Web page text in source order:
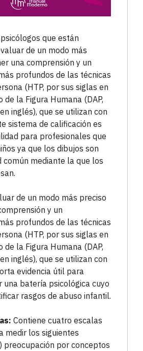
que están
de un modo más
una comprensión y un
profundos de las técnicas
(HTP, por sus siglas en
de la Figura Humana (DAP,
inglés), que se utilizan con
sistema de calificación es
para profesionales que
ya que los dibujos son
común mediante la que los
de un modo más preciso
y un
profundos de las técnicas
(HTP, por sus siglas en
de la Figura Humana (DAP,
inglés), que se utilizan con
evidencia útil para
batería psicológica cuyo
rasgos de abuso infantil.
Contiene cuatro escalas
medir los siguientes
preocupación por conceptos